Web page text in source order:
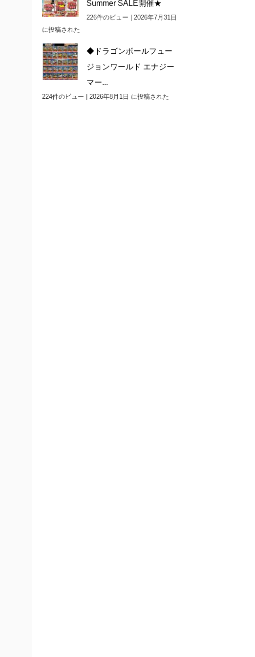
Summer SALE開催★
226件のビュー
2026年7月31日
に投稿された
◆ドラゴンボールフュー
ジョンワールド エナジー
マー...
224件のビュー 2026年8月1日 に投稿された